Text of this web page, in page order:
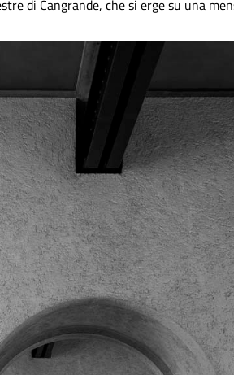
di Cangrande, che si erge su una